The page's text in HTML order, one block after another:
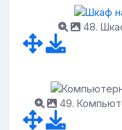
48.
49.